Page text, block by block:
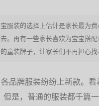
服装的选择上估计是家长最为
。再有一些家长喜欢为宝宝搭
童装牌子，让家长们不再担心
品牌服装纷纷上新款。
但是，普通的服装都千篇